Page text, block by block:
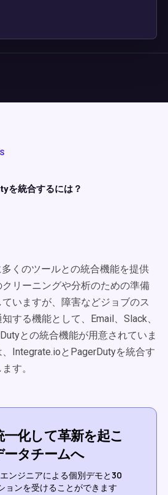
を統合するには？
くのツールとの統合機能を提供
リーニングや分析のための準備
いますが、障害などジョブのス
する機能として、Email、Slack、
との統合機能が用意されていま
Integrate.ioとPagerDutyを統合す
す。
化して革新を起こ
ータチームへ
ンジニアによる個別デモと30
ョンを受けることができます